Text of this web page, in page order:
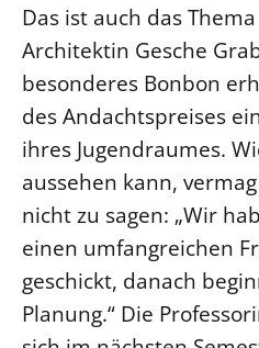
Das ist auch das
Architektin Gesche
besonderes Bonbon
des Andachtspreises
ihres Jugendraumes.
aussehen kann,
nicht zu sagen: „Wir
einen umfangreichen
geschickt, danach
Planung.“ Die